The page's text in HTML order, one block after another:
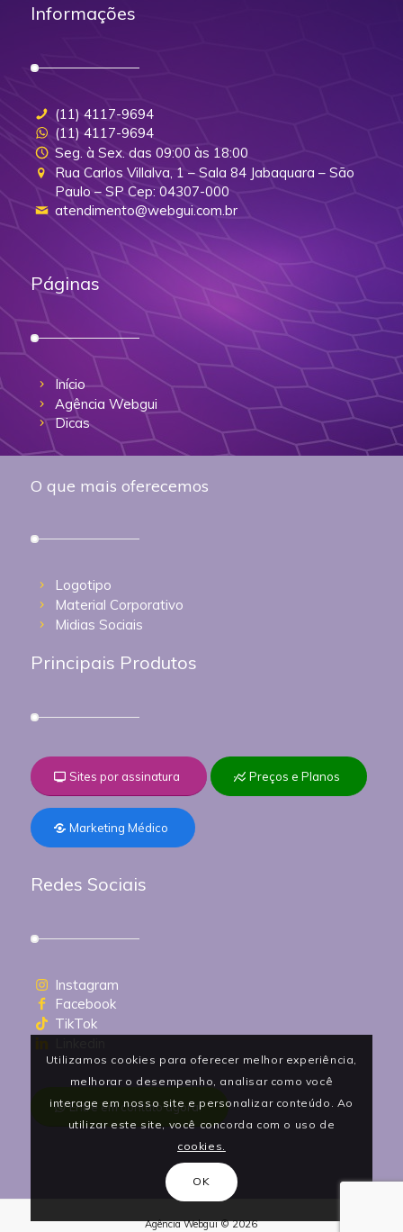
Informações
(11) 4117-9694
(11) 4117-9694
Seg. à Sex. das 09:00 às 18:00
Rua Carlos Villalva, 1 – Sala 84 Jabaquara – São
Paulo – SP Cep: 04307-000
atendimento@webgui.com.br
Páginas
Início
Agência Webgui
Dicas
O que mais oferecemos
Logotipo
Material Corporativo
Midias Sociais
Principais Produtos
Sites por assinatura Preços e Planos
Marketing Médico
Redes Sociais
Instagram
Facebook
TikTok
Entre em contato agora!
Agência Webgui © 2026
Utilizamos cookies para oferecer melhor experiência,
melhorar o desempenho, analisar como você
interage em nosso site e personalizar conteúdo. Ao
utilizar este site, você concorda com o uso de
cookies.
OK